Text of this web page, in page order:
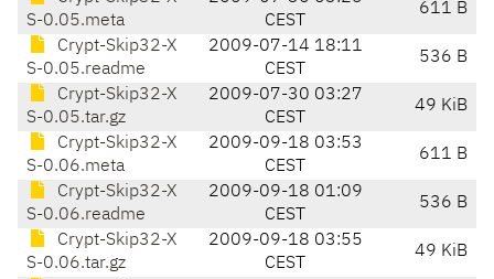
S-0.05.meta
CEST
611 B
Crypt-Skip32-X
S-0.05.readme
2009-07-14 18:11
CEST
536 B
Crypt-Skip32-X
S-0.05.tar.gz
2009-07-30 03:27
CEST
49 KiB
Crypt-Skip32-X
S-0.06.meta
2009-09-18 03:53
CEST
611 B
Crypt-Skip32-X
S-0.06.readme
2009-09-18 01:09
CEST
536 B
Crypt-Skip32-X
S-0.06.tar.gz
2009-09-18 03:55
CEST
49 KiB